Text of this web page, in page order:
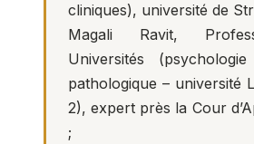
cliniques), université de
Magali Ravit,
Universités
pathologique – université
2), expert près la Cour
;